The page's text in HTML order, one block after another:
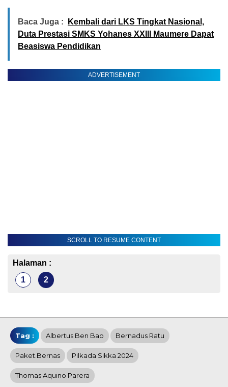
Baca Juga :
Kembali dari LKS Tingkat Nasional,
Duta Prestasi SMKS Yohanes XXIII Maumere Dapat
Beasiswa Pendidikan
ADVERTISEMENT
SCROLL TO RESUME CONTENT
Halaman :
1
2
Tag : Albertus Ben Bao Bernadus Ratu
Paket.Bernas Pilkada Sikka 2024
Thomas Aquino Parera